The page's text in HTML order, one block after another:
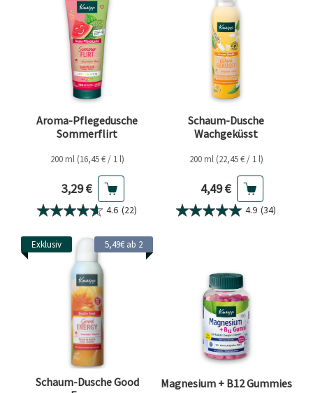
Aroma-Pflegedusche
Sommerflirt
200 ml (16,45 € / 1 l)
Aktueller Preis
3,29 €
4.6 (22)
Schaum-Dusche
Wachgeküsst
200 ml (22,45 € / 1 l)
Aktueller Preis
4,49 €
4.9 (34)
5,49€ ab 2
Exklusiv
Schaum-Dusche Good
Magnesium + B12 Gummies